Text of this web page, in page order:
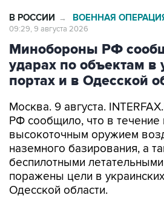
В РОССИИ → ВОЕННАЯ
09:29, 9 августа 2026
Минобороны РФ
ударах по объектам в
портах и в Одесской
Москва. 9 августа.
РФ сообщило, что в течение
высокоточным оружием
наземного базирования, а
беспилотными
поражены цели в
Одесской области.